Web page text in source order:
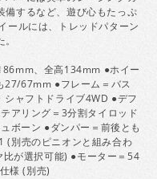
備するなど、遊び心もたっぷ
ールには、トレッドパターン
、全高134mm ●ホイー
27/67mm ●フレーム＝バス
ャフトドライブ4WD ●デフ
アリング＝3分割タイロッド
ボーン ●ダンパー＝前後とも
(別売のピニオンと組み合わ
が選択可能) ●モーター＝54
様 (別売)